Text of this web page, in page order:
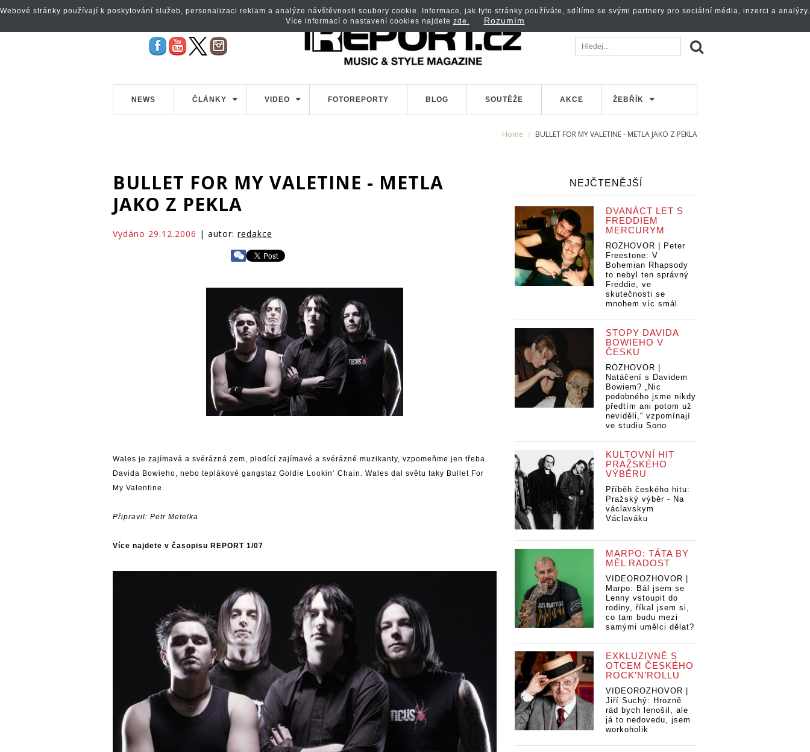
NEWS ČLÁNKY VIDEO FOTOREPORTY BLOG SOUTĚŽE AKCE ŽEBŘÍK
Home BULLET FOR MY VALETINE - METLA JAKO Z PEKLA
BULLET FOR MY VALETINE - METLA
JAKO Z PEKLA
Vydáno 29.12.2006 | autor: redakce
Wales je zajímavá a svérázná zem, plodící zajímavé a svérázné muzikanty, vzpomeňme jen třeba
Davida Bowieho, nebo teplákové gangstaz Goldie Lookin‘ Chain. Wales dal světu taky Bullet For
My Valentine.
Připravil: Petr Metelka
Více najdete v časopisu REPORT 1/07
NEJČTENĚJŠÍ
DVANÁCT LET S
FREDDIEM
MERCURYM
ROZHOVOR | Peter
Freestone: V
Bohemian Rhapsody
to nebyl ten správný
Freddie, ve
skutečnosti se
mnohem víc smál
STOPY DAVIDA
BOWIEHO V
ČESKU
ROZHOVOR |
Natáčení s Davidem
Bowiem? „Nic
podobného jsme nikdy
předtím ani potom už
neviděli,“ vzpomínají
ve studiu Sono
KULTOVNÍ HIT
PRAŽSKÉHO
VÝBĚRU
Příběh českého hitu:
Pražský výběr - Na
václavskym
Václaváku
MARPO: TÁTA BY
MĚL RADOST
VIDEOROZHOVOR |
Marpo: Bál jsem se
Lenny vstoupit do
rodiny, říkal jsem si,
co tam budu mezi
samými umělci dělat?
EXKLUZIVNĚ S
OTCEM ČESKÉHO
ROCK’N’ROLLU
VIDEOROZHOVOR |
Jiří Suchý: Hrozně
rád bych lenošil, ale
já to nedovedu, jsem
workoholik
Webové stránky používají k poskytování služeb, personalizaci reklam a analýze návštěvnosti soubory cookie. Informace, jak tyto stránky používáte, sdílíme se svými partnery pro sociální média, inzerci a analýzy.
Více informací o nastavení cookies najdete zde. Rozumím